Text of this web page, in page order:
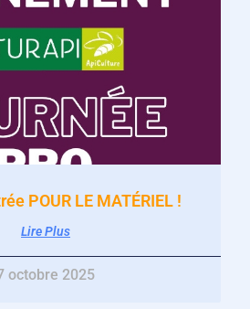
POUR LE MATÉRIEL !
Lire Plus
octobre 2025